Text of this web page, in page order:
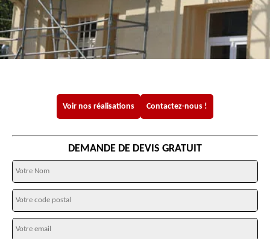
Voir nos réalisations Contactez-nous !
DEMANDE DE DEVIS GRATUIT